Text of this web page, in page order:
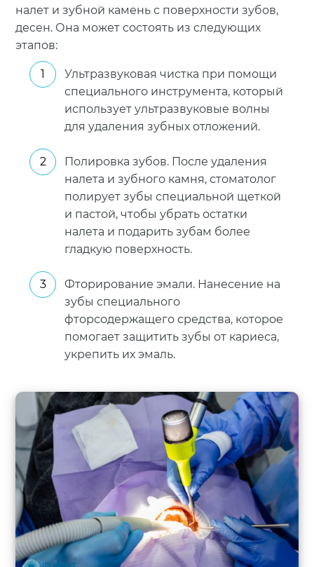
налет и зубной камень с поверхности зубов,
десен. Она может состоять из следующих
этапов:
Ультразвуковая чистка при помощи
специального инструмента, который
использует ультразвуковые волны
для удаления зубных отложений.
Полировка зубов. После удаления
налета и зубного камня, стоматолог
полирует зубы специальной щеткой
и пастой, чтобы убрать остатки
налета и подарить зубам более
гладкую поверхность.
Фторирование эмали. Нанесение на
зубы специального
фторсодержащего средства, которое
помогает защитить зубы от кариеса,
укрепить их эмаль.